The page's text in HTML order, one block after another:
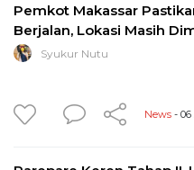
Pemkot Makassar
Berjalan, Lokasi Masih
Syukur Nutu
News - 06